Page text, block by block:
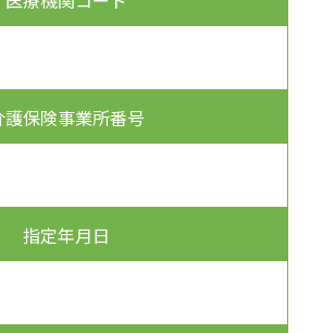
護保険事業所番号
指定年月日